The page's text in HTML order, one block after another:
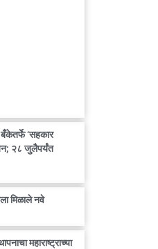
बँकेतर्फे ‘सहकार
२८ जुलैपर्यंत
मिळाले नवे
महाराष्ट्राच्या